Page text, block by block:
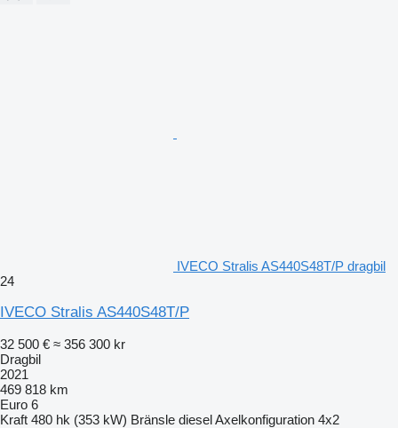
IVECO Stralis AS440S48T/P dragbil
24
IVECO Stralis AS440S48T/P
32 500 € ≈ 356 300 kr
Dragbil
2021
469 818 km
Euro 6
Kraft 480 hk (353 kW) Bränsle dieselAxelkonfiguration 4x2